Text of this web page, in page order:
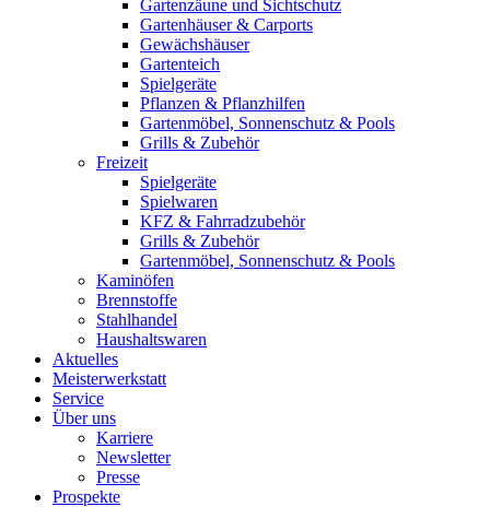
Gartenzäune und Sichtschutz
Gartenhäuser & Carports
Gewächshäuser
Gartenteich
Spielgeräte
Pflanzen & Pflanzhilfen
Gartenmöbel, Sonnenschutz & Pools
Grills & Zubehör
Freizeit
Spielgeräte
Spielwaren
KFZ & Fahrradzubehör
Grills & Zubehör
Gartenmöbel, Sonnenschutz & Pools
Kaminöfen
Brennstoffe
Stahlhandel
Haushaltswaren
Aktuelles
Meisterwerkstatt
Service
Über uns
Karriere
Newsletter
Presse
Prospekte